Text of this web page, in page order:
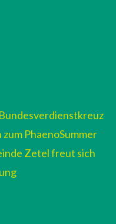
PhaenoSummer
Zetel freut sich